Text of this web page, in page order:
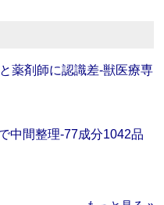
薬剤師に認識差‐獣医療専
中間整理‐77成分1042品